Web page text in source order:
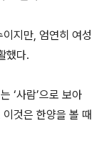
지만, 엄연히 여성
했다.
‘사람’으로 보아
것은 한양을 볼 때